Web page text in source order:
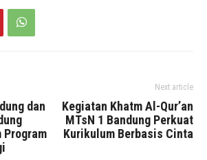
dan
Program
Next article
Kegiatan Khatm Al-Qur’an
MTsN 1 Bandung Perkuat
Kurikulum Berbasis Cinta